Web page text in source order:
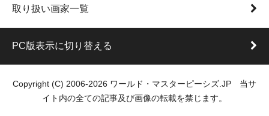
取り扱い画家一覧
PC版表示に切り替える
Copyright (C) 2006-2026 ワールド・マスターピーシズ.JP 当サ
イト内の全ての記事及び画像の転載を禁じます。